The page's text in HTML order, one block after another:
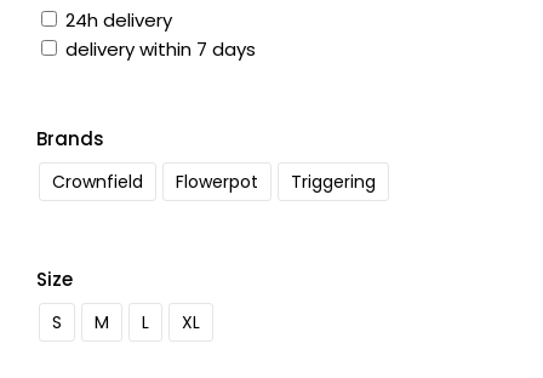
24h delivery
delivery within 7 days
Brands
Crownfield Flowerpot Triggering
Size
S M L XL